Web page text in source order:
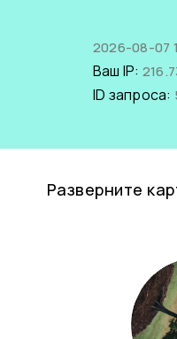
2026-08-07
Ваш IP:
ID запроса:
Разверните